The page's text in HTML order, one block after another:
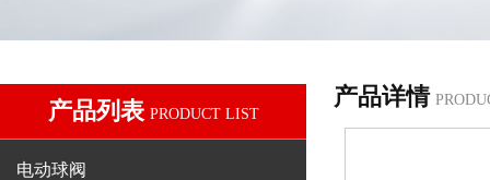
产品列表 PRODUCT LIST
电动球阀
产品详情